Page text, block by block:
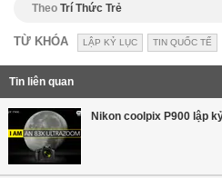
Theo Trí Thức Trẻ
TỪ KHÓA LẬP KỶ LỤC TIN QUỐC TẾ
Tin liên quan
Nikon coolpix P900 lập